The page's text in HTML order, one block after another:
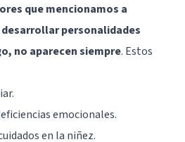
que mencionamos a
personalidades
no aparecen siempre. Estos
emocionales.
en la niñez.